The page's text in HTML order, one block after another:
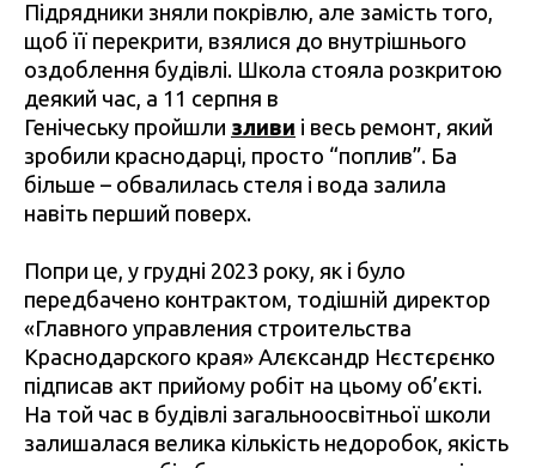
Підрядники зняли покрівлю, але замість того,
щоб її перекрити, взялися до внутрішнього
оздоблення будівлі. Школа стояла розкритою
деякий час, а 11 серпня в
Генічеську пройшли зливи і весь ремонт, який
зробили краснодарці, просто “поплив”. Ба
більше – обвалилась стеля і вода залила
навіть перший поверх.
Попри це, у грудні 2023 року, як і було
передбачено контрактом, тодішній директор
«Главного управления строительства
Краснодарского края» Алєксандр Нєстєрєнко
підписав акт прийому робіт на цьому об’єкті.
На той час в будівлі загальноосвітньої школи
залишалася велика кількість недоробок, якість